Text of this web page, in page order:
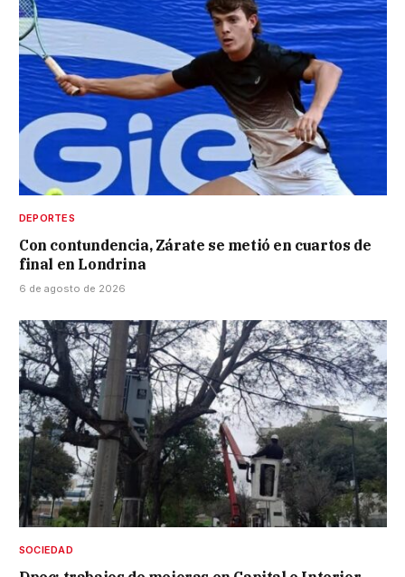
DEPORTES
Con contundencia, Zárate se metió en cuartos de
final en Londrina
6 de agosto de 2026
SOCIEDAD